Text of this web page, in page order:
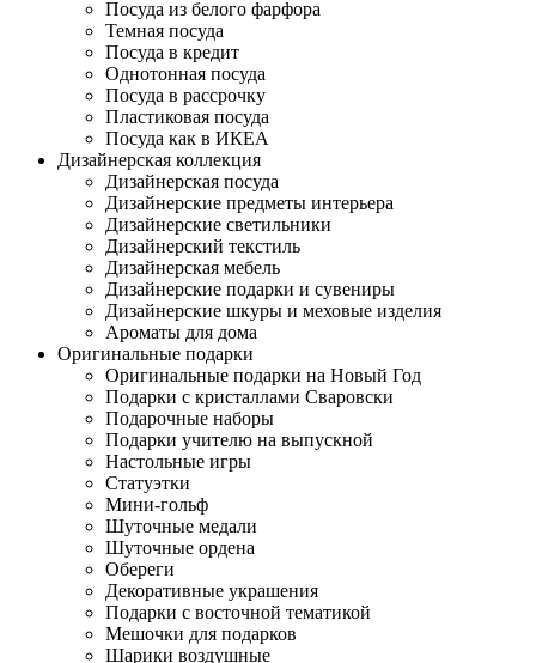
Посуда из белого фарфора
Темная посуда
Посуда в кредит
Однотонная посуда
Посуда в рассрочку
Пластиковая посуда
Посуда как в ИКЕА
Дизайнерская коллекция
Дизайнерская посуда
Дизайнерские предметы интерьера
Дизайнерские светильники
Дизайнерский текстиль
Дизайнерская мебель
Дизайнерские подарки и сувениры
Дизайнерские шкуры и меховые изделия
Ароматы для дома
Оригинальные подарки
Оригинальные подарки на Новый Год
Подарки с кристаллами Сваровски
Подарочные наборы
Подарки учителю на выпускной
Настольные игры
Статуэтки
Мини-гольф
Шуточные медали
Шуточные ордена
Обереги
Декоративные украшения
Подарки с восточной тематикой
Мешочки для подарков
Шарики воздушные